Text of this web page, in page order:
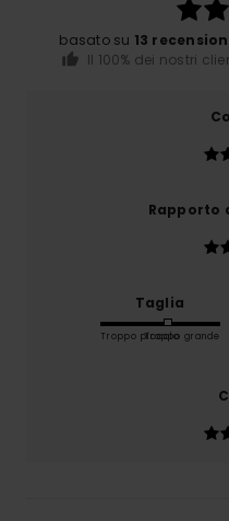
basato su 13
Il 100% dei nostri
Rapporto
Taglia
Troppo piccoloTroppo grande